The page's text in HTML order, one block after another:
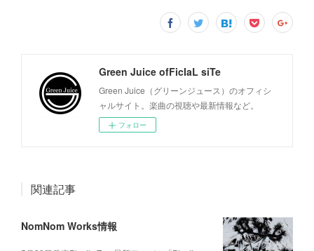
Green Juice ofFicIaL siTe
Green Juice（グリーンジュース）のオフィシ
ャルサイト。楽曲の視聴や最新情報など。
フォロー
関連記事
NomNom Works情報